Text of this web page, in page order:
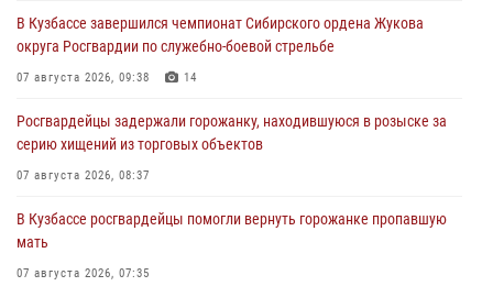
В Кузбассе завершился чемпионат Сибирского ордена Жукова
округа Росгвардии по служебно-боевой стрельбе
07 августа 2026, 09:38 14
Росгвардейцы задержали горожанку, находившуюся в розыске за
серию хищений из торговых объектов
07 августа 2026, 08:37
В Кузбассе росгвардейцы помогли вернуть горожанке пропавшую
мать
07 августа 2026, 07:35